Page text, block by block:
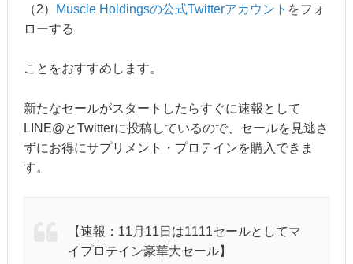
（2） Muscle Holdingsの公式Twitterアカウント をフォ
ローする
ことをおすすめします。
新たなセールがスタートしたらすぐに速報として
LINE@とTwitterに投稿しているので、セールを見逃さ
ずにお得にサプリメント・プロテインを購入できま
す。
【速報：11月11日は1111セールとしてマ
イプロテイン豪華大セール】